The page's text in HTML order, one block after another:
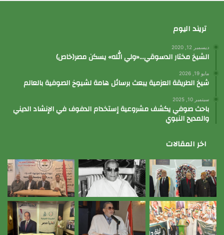
تريند اليوم
ديسمبر 12, 2020
الشيخ مختار الدسوقي…«ولي الله» يسكن مصر(خاص)
مايو 19, 2026
شيخ الطريقة العزمية يبعث برسائل هامة لشيوخ الصوفية بالعالم
سبتمبر 10, 2025
باحث صوفي يكشف مشروعية إستخدام الدفوف في الإنشاد الديني
والمديح النبوي
اخر المقالات